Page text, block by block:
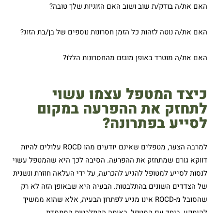
האם את/ה בודק/ת שוב ושוב האם הזוגיות שלך טובה?
האם את/ה נוטה לזהות כל הזמן חסרונות נוספים של בן/בת הזוג?
האם את/ה מוטרד באופן מוגזם מהחסרונות הללו?
כיצד המטפל עצמו עשוי
לתחזק את ההפרעה במקום
לסייע בפתרונה?
למרבה הצער, מטפלים שאינם יודעים מהו ROCD עלולים להיות
דווקא גורם שמתחזק את ההפרעה. הסיבה לכך היא שהמטפל עשוי
לנסות לסייע למטופל להגיע להכרעה, על ידי העלאה חוזרת ונשנית
של הצדדים השונים בהתלבטות. הבעיה היא שבאופן הזה לא רק
שהסובל מ-ROCD אינו מגיע לפתרון הבעיה, אלא שהוא ממשיך